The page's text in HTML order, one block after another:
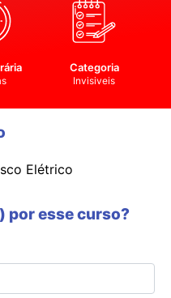
Categoria
Invisiveis
Elétrico
por esse curso?